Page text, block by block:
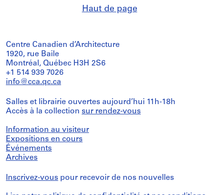
Haut de page
Centre Canadien d’Architecture
1920, rue Baile
Montréal, Québec H3H 2S6
+1 514 939 7026
info@cca.qc.ca
Salles et librairie ouvertes aujourd’hui 11h-18h
Accès à la collection sur rendez-vous
Information au visiteur
Expositions en cours
Événements
Archives
Inscrivez-vous pour recevoir de nos nouvelles